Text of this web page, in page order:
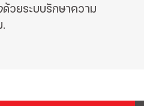
วยระบบรักษาความ